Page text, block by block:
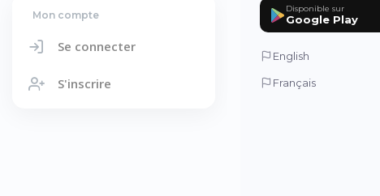
Mon compte
Se connecter
S'inscrire
Disponible sur
Google Play
English
Français